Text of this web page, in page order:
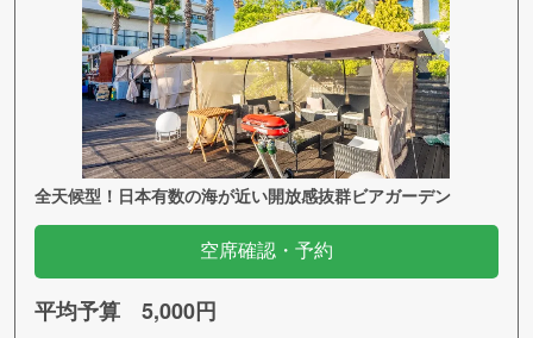
全天候型！日本有数の海が近い開放感抜群ビアガーデン
空席確認・予約
平均予算 5,000円